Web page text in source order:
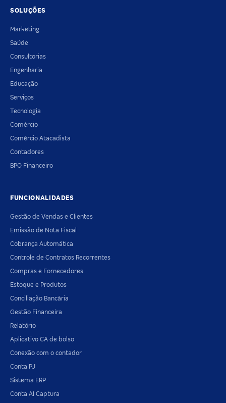
SOLUÇÕES
Marketing
Saúde
Consultorias
Engenharia
Educação
Serviços
Tecnologia
Comércio
Comércio Atacadista
Contadores
BPO Financeiro
FUNCIONALIDADES
Gestão de Vendas e Clientes
Emissão de Nota Fiscal
Cobrança Automática
Controle de Contratos Recorrentes
Compras e Fornecedores
Estoque e Produtos
Conciliação Bancária
Gestão Financeira
Relatório
Aplicativo CA de bolso
Conexão com o contador
Conta PJ
Sistema ERP
Conta AI Captura